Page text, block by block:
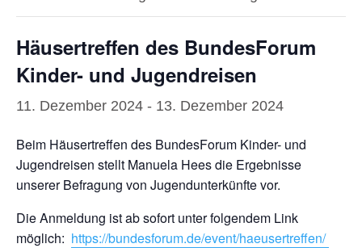
Häusertreffen des BundesForum
Kinder- und Jugendreisen
11. Dezember 2024 - 13. Dezember 2024
Beim Häusertreffen des BundesForum Kinder- und
Jugendreisen stellt Manuela Hees die Ergebnisse
unserer Befragung von Jugendunterkünfte vor.
Die Anmeldung ist ab sofort unter folgendem Link
möglich: https://bundesforum.de/event/haeusertreffen/